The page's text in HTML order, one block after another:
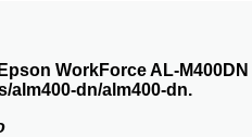
WorkForce AL-M400DN
alm400-dn/alm400-dn.